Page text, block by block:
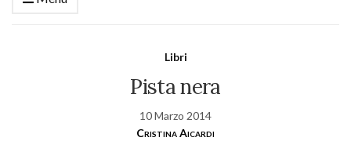
Libri
Pista nera
10 Marzo 2014
Cristina Aicardi